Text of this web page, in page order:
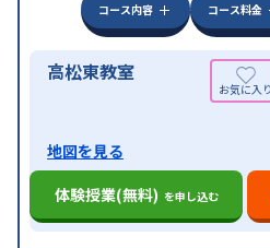
コース内容
コース料金
高松東教室
地図を見る
体験授業(無料) を申し込む